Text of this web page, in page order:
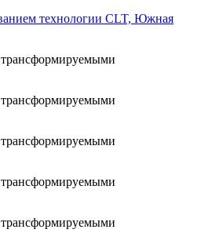
технологии CLT, Южная